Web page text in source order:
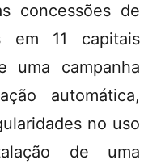
concessões de
11 capitais
uma campanha
automática,
no uso
de uma